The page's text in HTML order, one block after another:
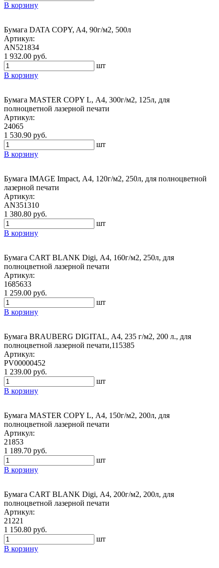
В корзину
Бумага DATA COPY, A4, 90г/м2, 500л
Артикул:
AN521834
1 932.00 руб.
шт
В корзину
Бумага MASTER COPY L, А4, 300г/м2, 125л, для
полноцветной лазерной печати
Артикул:
24065
1 530.90 руб.
шт
В корзину
Бумага IMAGE Impact, А4, 120г/м2, 250л, для полноцветной
лазерной печати
Артикул:
AN351310
1 380.80 руб.
шт
В корзину
Бумага CART BLANK Digi, А4, 160г/м2, 250л, для
полноцветной лазерной печати
Артикул:
1685633
1 259.00 руб.
шт
В корзину
Бумага BRAUBERG DIGITAL, А4, 235 г/м2, 200 л., для
полноцветной лазерной печати,115385
Артикул:
PV00000452
1 239.00 руб.
шт
В корзину
Бумага MASTER COPY L, А4, 150г/м2, 200л, для
полноцветной лазерной печати
Артикул:
21853
1 189.70 руб.
шт
В корзину
Бумага CART BLANK Digi, А4, 200г/м2, 200л, для
полноцветной лазерной печати
Артикул:
21221
1 150.80 руб.
шт
В корзину